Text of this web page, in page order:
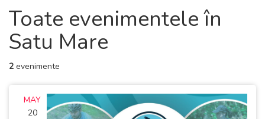
Toate evenimentele în
Satu Mare
2 evenimente
MAY
20